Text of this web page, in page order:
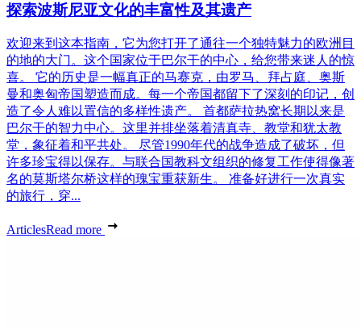
探索波斯尼亚文化的丰富性及其遗产
欢迎来到这本指南，它为您打开了通往一个独特魅力的欧洲目
的地的大门。这个国家位于巴尔干的中心，给您带来迷人的惊
喜。 它的历史是一幅真正的马赛克，由罗马、拜占庭、奥斯
曼和奥匈帝国塑造而成。每一个帝国都留下了深刻的印记，创
造了令人难以置信的多样性遗产。 首都萨拉热窝长期以来是
巴尔干的智力中心。这里并排坐落着清真寺、教堂和犹太教
堂，象征着和平共处。 尽管1990年代的战争造成了破坏，但
许多珍宝得以保存。与联合国教科文组织的修复工作使得像著
名的莫斯塔尔桥这样的瑰宝重获新生。 准备好进行一次真实
的旅行，穿...
ArticlesRead more